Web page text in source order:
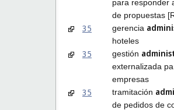
para responder
de propuestas
35 gerencia
hoteles
35 gestión
externalizada
empresas
35 tramitación
de pedidos de